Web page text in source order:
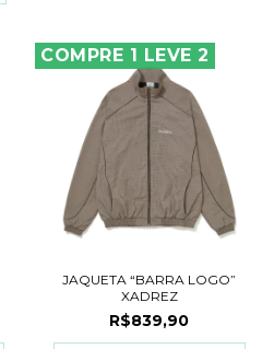
COMPRE 1 LEVE 2
JAQUETA “BARRA LOGO”
XADREZ
R$839,90